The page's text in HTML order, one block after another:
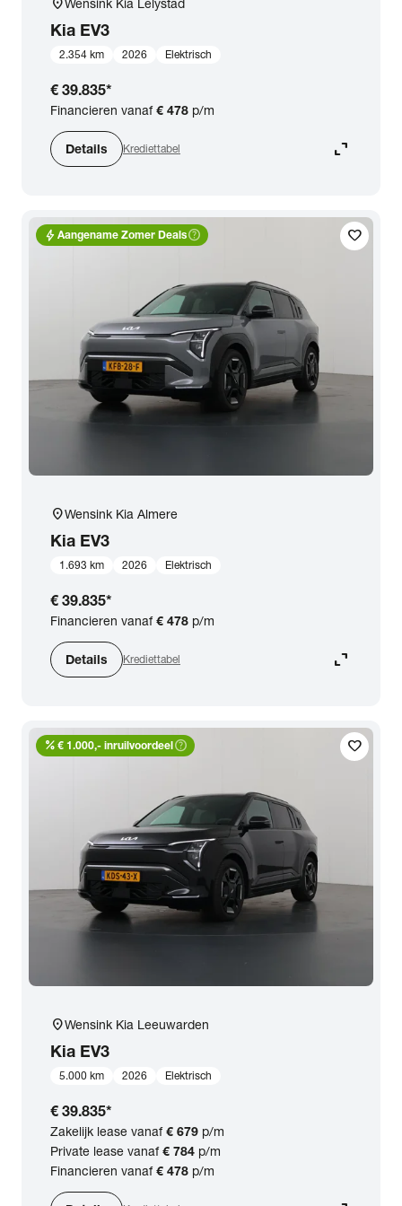
Kia EV3
2.354 km 2026 Elektrisch
€ 39.835*
Financieren vanaf€ 478 p/m
Details Krediettabel expand_content
favorite
bolt Aangename Zomer Dealshelp_outline
location_onWensink Kia Almere
Kia EV3
1.693 km 2026 Elektrisch
€ 39.835*
Financieren vanaf€ 478 p/m
Details Krediettabel expand_content
favorite
percent € 1.000,- inruilvoordeelhelp_outline
location_onWensink Kia Leeuwarden
Kia EV3
5.000 km 2026 Elektrisch
€ 39.835*
Zakelijk lease vanaf€ 679 p/m
Private lease vanaf€ 784 p/m
Financieren vanaf€ 478 p/m